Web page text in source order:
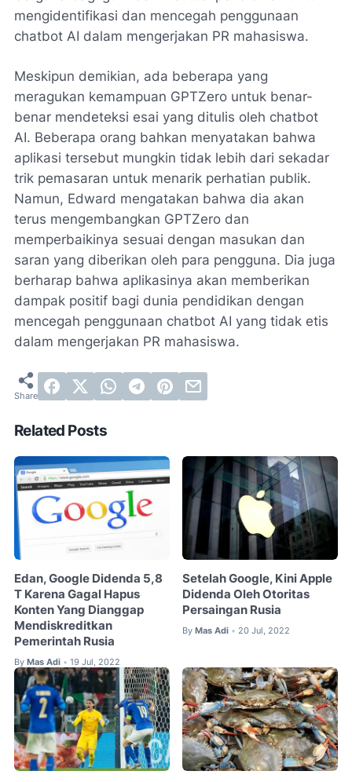
mengidentifikasi dan mencegah penggunaan
chatbot AI dalam mengerjakan PR mahasiswa.
Meskipun demikian, ada beberapa yang
meragukan kemampuan GPTZero untuk benar-
benar mendeteksi esai yang ditulis oleh chatbot
AI. Beberapa orang bahkan menyatakan bahwa
aplikasi tersebut mungkin tidak lebih dari sekadar
trik pemasaran untuk menarik perhatian publik.
Namun, Edward mengatakan bahwa dia akan
terus mengembangkan GPTZero dan
memperbaikinya sesuai dengan masukan dan
saran yang diberikan oleh para pengguna. Dia juga
berharap bahwa aplikasinya akan memberikan
dampak positif bagi dunia pendidikan dengan
mencegah penggunaan chatbot AI yang tidak etis
dalam mengerjakan PR mahasiswa.
Related Posts
Edan, Google Didenda 5,8
T Karena Gagal Hapus
Konten Yang Dianggap
Mendiskreditkan
Pemerintah Rusia
By Mas Adi • 19 Jul, 2022
Setelah Google, Kini Apple
Didenda Oleh Otoritas
Persaingan Rusia
By Mas Adi • 20 Jul, 2022